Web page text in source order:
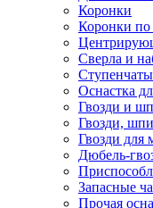
Коронки
Коронки по
Сверла и
Оснастка
Гвозди и
Гвозди,
Гвозди для
Дюбель-
Запасные
Прочая